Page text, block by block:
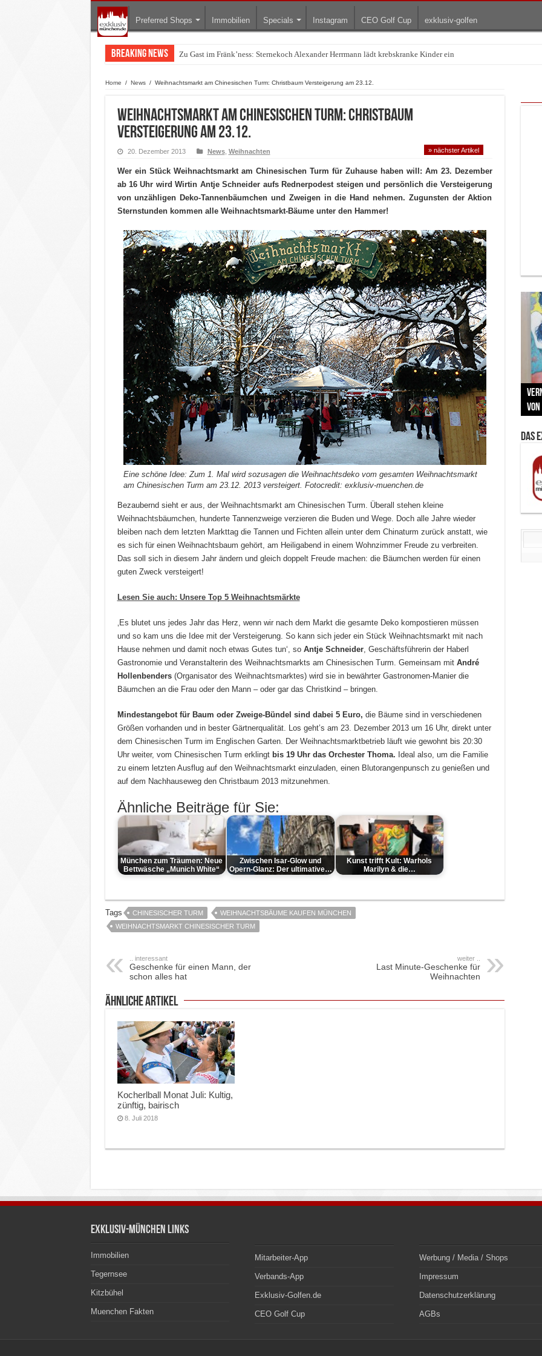
Preferred Shops Immobilien Specials Instagram CEO Golf Cup exklusiv-golfen
Breaking News Zu Gast im Fränk’ness: Sternekoch Alexander Herrmann lädt krebskranke Kinder ein
Warum München gerade zum Treffpunkt der Lingerie-Branche wurde
Home / News / Weihnachtsmarkt am Chinesischen Turm: Christbaum Versteigerung am 23.12.
Weihnachtsmarkt am Chinesischen Turm: Christbaum
Versteigerung am 23.12.
20. Dezember 2013 News, Weihnachten » nächster Artikel
Wer ein Stück Weihnachtsmarkt am Chinesischen Turm für Zuhause haben will: Am 23. Dezember
ab 16 Uhr wird Wirtin Antje Schneider aufs Rednerpodest steigen und persönlich die Versteigerung
von unzähligen Deko-Tannenbäumchen und Zweigen in die Hand nehmen. Zugunsten der Aktion
Sternstunden kommen alle Weihnachtsmarkt-Bäume unter den Hammer!
Eine schöne Idee: Zum 1. Mal wird sozusagen die Weihnachtsdeko vom gesamten Weihnachtsmarkt
am Chinesischen Turm am 23.12. 2013 versteigert. Fotocredit: exklusiv-muenchen.de
Bezaubernd sieht er aus, der Weihnachtsmarkt am Chinesischen Turm. Überall stehen kleine
Weihnachtsbäumchen, hunderte Tannenzweige verzieren die Buden und Wege. Doch alle Jahre wieder
bleiben nach dem letzten Markttag die Tannen und Fichten allein unter dem Chinaturm zurück anstatt, wie
es sich für einen Weihnachtsbaum gehört, am Heiligabend in einem Wohnzimmer Freude zu verbreiten.
Das soll sich in diesem Jahr ändern und gleich doppelt Freude machen: die Bäumchen werden für einen
guten Zweck versteigert!
Lesen Sie auch: Unsere Top 5 Weihnachtsmärkte
‚Es blutet uns jedes Jahr das Herz, wenn wir nach dem Markt die gesamte Deko kompostieren müssen
und so kam uns die Idee mit der Versteigerung. So kann sich jeder ein Stück Weihnachtsmarkt mit nach
Hause nehmen und damit noch etwas Gutes tun‘, so Antje Schneider, Geschäftsführerin der Haberl
Gastronomie und Veranstalterin des Weihnachtsmarkts am Chinesischen Turm. Gemeinsam mit André
Hollenbenders (Organisator des Weihnachtsmarktes) wird sie in bewährter Gastronomen-Manier die
Bäumchen an die Frau oder den Mann – oder gar das Christkind – bringen.
Mindestangebot für Baum oder Zweige-Bündel sind dabei 5 Euro, die Bäume sind in verschiedenen
Größen vorhanden und in bester Gärtnerqualität. Los geht’s am 23. Dezember 2013 um 16 Uhr, direkt unter
dem Chinesischen Turm im Englischen Garten. Der Weihnachtsmarktbetrieb läuft wie gewohnt bis 20:30
Uhr weiter, vom Chinesischen Turm erklingt bis 19 Uhr das Orchester Thoma. Ideal also, um die Familie
zu einem letzten Ausflug auf den Weihnachtsmarkt einzuladen, einen Blutorangenpunsch zu genießen und
auf dem Nachhauseweg den Christbaum 2013 mitzunehmen.
Ähnliche Beiträge für Sie:
München zum Träumen: Neue
Bettwäsche „Munich White“
Zwischen Isar-Glow und
Opern-Glanz: Der ultimative…
Kunst trifft Kult: Warhols
Marilyn & die…
Tags CHINESISCHER TURM
WEIHNACHTSBÄUME KAUFEN MÜNCHEN
WEIHNACHTSMARKT CHINESISCHER TURM
.. interessant
Geschenke für einen Mann, der
schon alles hat
weiter ..
Last Minute-Geschenke für
Weihnachten
ähnliche Artikel
Kocherlball Monat Juli: Kultig,
zünftig, bairisch
8. Juli 2018
Zu
Das
Exklusiv-München Links
Immobilien
Tegernsee
Kitzbühel
Muenchen Fakten
Mitarbeiter-App
Verbands-App
Exklusiv-Golfen.de
CEO Golf Cup
Werbung / Media / Shops
Impressum
Datenschutzerklärung
AGBs